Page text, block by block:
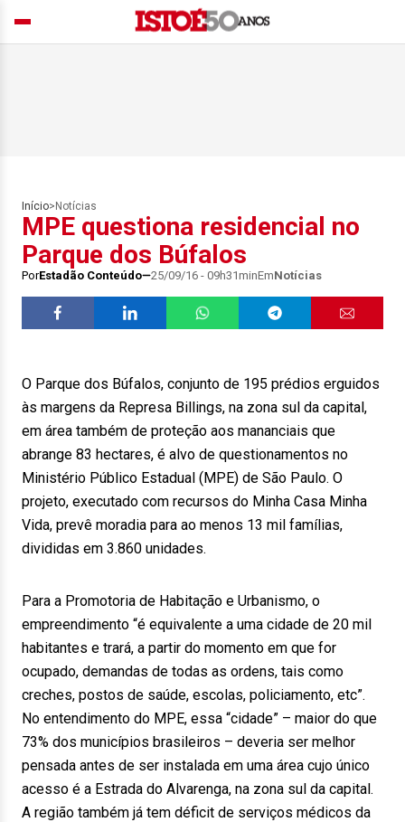
Início> Notícias
MPE questiona residencial no
Parque dos Búfalos
PorEstadão Conteúdo 25/09/16 - 09h31minEmNotícias
O Parque dos Búfalos, conjunto de 195 prédios erguidos
às margens da Represa Billings, na zona sul da capital,
em área também de proteção aos mananciais que
abrange 83 hectares, é alvo de questionamentos no
Ministério Público Estadual (MPE) de São Paulo. O
projeto, executado com recursos do Minha Casa Minha
Vida, prevê moradia para ao menos 13 mil famílias,
divididas em 3.860 unidades.
Para a Promotoria de Habitação e Urbanismo, o
empreendimento “é equivalente a uma cidade de 20 mil
habitantes e trará, a partir do momento em que for
ocupado, demandas de todas as ordens, tais como
creches, postos de saúde, escolas, policiamento, etc”.
No entendimento do MPE, essa “cidade” – maior do que
73% dos municípios brasileiros – deveria ser melhor
pensada antes de ser instalada em uma área cujo único
acesso é a Estrada do Alvarenga, na zona sul da capital.
A região também já tem déficit de serviços médicos da